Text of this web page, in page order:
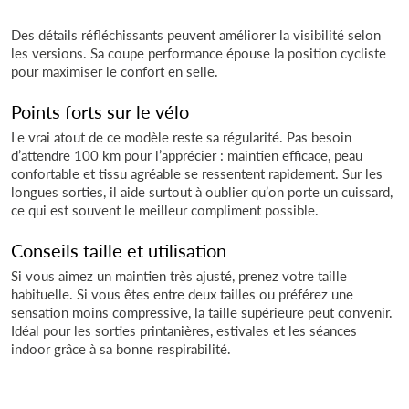
Des détails réfléchissants peuvent améliorer la visibilité selon
les versions. Sa coupe performance épouse la position cycliste
pour maximiser le confort en selle.
Points forts sur le vélo
Le vrai atout de ce modèle reste sa régularité. Pas besoin
d’attendre 100 km pour l’apprécier : maintien efficace, peau
confortable et tissu agréable se ressentent rapidement. Sur les
longues sorties, il aide surtout à oublier qu’on porte un cuissard,
ce qui est souvent le meilleur compliment possible.
Conseils taille et utilisation
Si vous aimez un maintien très ajusté, prenez votre taille
habituelle. Si vous êtes entre deux tailles ou préférez une
sensation moins compressive, la taille supérieure peut convenir.
Idéal pour les sorties printanières, estivales et les séances
indoor grâce à sa bonne respirabilité.